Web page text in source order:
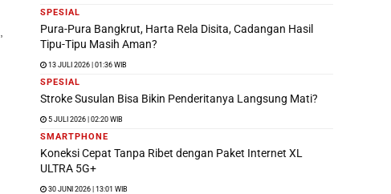
SPESIAL
Pura-Pura Bangkrut, Harta Rela Disita, Cadangan Hasil
Tipu-Tipu Masih Aman?
13 JULI 2026 | 01:36 WIB
SPESIAL
Stroke Susulan Bisa Bikin Penderitanya Langsung Mati?
5 JULI 2026 | 02:20 WIB
SMARTPHONE
Koneksi Cepat Tanpa Ribet dengan Paket Internet XL
ULTRA 5G+
30 JUNI 2026 | 13:01 WIB